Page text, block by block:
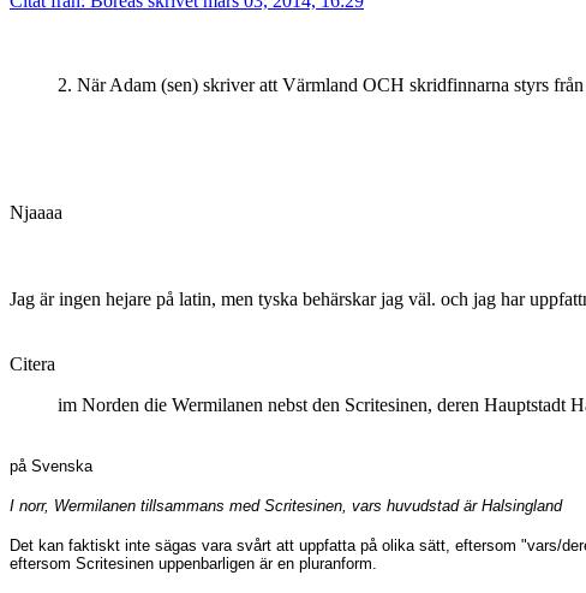
2. När Adam (sen) skriver att Värmland OCH skridfinnarna styrs
Njaaaa
Jag är ingen hejare på latin, men tyska behärskar jag väl. och jag har
Citera
im Norden die Wermilanen nebst den Scritesinen, deren Hauptstadt
på Svenska
I norr, Wermilanen tillsammans med Scritesinen, vars huvudstad är Halsingland
Det kan faktiskt inte sägas vara svårt att uppfatta på olika sätt, eftersom "vars/
eftersom Scritesinen uppenbarligen är en pluranform.